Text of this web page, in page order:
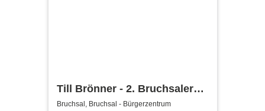
Till Brönner - 2. Bruchsaler
Jazz Nights
Bruchsal, Bruchsal - Bürgerzentrum